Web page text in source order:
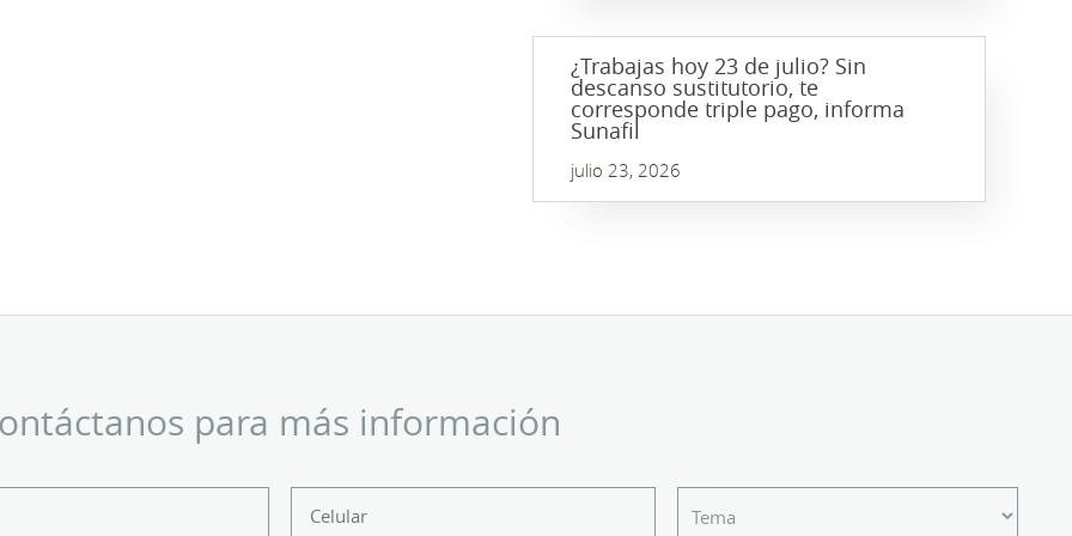
¿Trabajas hoy 23 de julio? Sin
descanso sustitutorio, te
corresponde triple pago, informa
Sunafil
julio 23, 2026
para más información